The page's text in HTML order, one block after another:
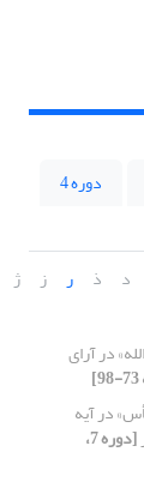
دوره 4
د ذ ر ز ژ
در آرای
در آیه
[دوره 7،